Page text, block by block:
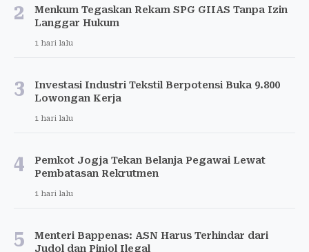
2
Menkum Tegaskan Rekam SPG GIIAS Tanpa Izin
Langgar Hukum
1 hari lalu
3
Investasi Industri Tekstil Berpotensi Buka 9.800
Lowongan Kerja
1 hari lalu
4
Pemkot Jogja Tekan Belanja Pegawai Lewat
Pembatasan Rekrutmen
1 hari lalu
5
Menteri Bappenas: ASN Harus Terhindar dari
Judol dan Pinjol Ilegal